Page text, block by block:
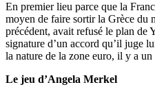
En premier lieu parce que la
moyen de faire sortir la Grèce du
précédent, avait refusé le plan de
signature d’un accord qu’il juge
la nature de la zone euro, il y a
Le jeu d’Angela Merkel